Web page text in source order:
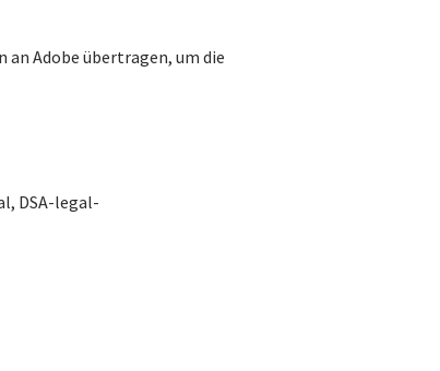
Adobe übertragen, um die
DSA-legal-